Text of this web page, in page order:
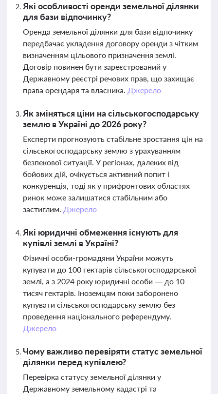
Які особливості оренди земельної ділянки
для бази відпочинку?
Оренда земельної ділянки для бази відпочинку
передбачає укладення договору оренди з чітким
визначенням цільового призначення землі.
Договір повинен бути зареєстрований у
Державному реєстрі речових прав, що захищає
права орендаря та власника. Джерело
Як зміняться ціни на сільськогосподарську
землю в Україні до 2026 року?
Експерти прогнозують стабільне зростання цін на
сільськогосподарську землю з урахуванням
безпекової ситуації. У регіонах, далеких від
бойових дій, очікується активний попит і
конкуренція, тоді як у прифронтових областях
ринок може залишатися стабільним або
застиглим. Джерело
Які юридичні обмеження існують для
купівлі землі в Україні?
Фізичні особи-громадяни України можуть
купувати до 100 гектарів сільськогосподарської
землі, а з 2024 року юридичні особи — до 10
тисяч гектарів. Іноземцям поки заборонено
купувати сільськогосподарську землю без
проведення національного референдуму.
Джерело
Чому важливо перевіряти статус земельної
ділянки перед купівлею?
Перевірка статусу земельної ділянки у
Державному земельному кадастрі та